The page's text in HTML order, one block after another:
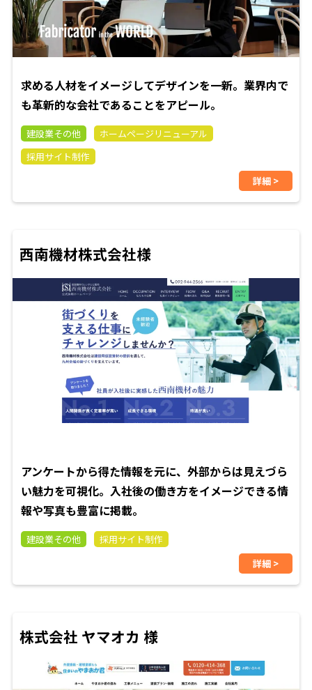
求める人材をイメージしてデザインを一新。業界内で
も革新的な会社であることをアピール。
建設業その他
ホームページリニューアル
採用サイト制作
詳細 >
西南機材株式会社様
アンケートから得た情報を元に、外部からは見えづら
い魅力を可視化。入社後の働き方をイメージできる情
報や写真も豊富に掲載。
建設業その他
採用サイト制作
詳細 >
株式会社 ヤマオカ 様